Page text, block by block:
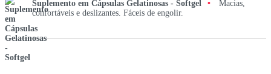
Suplemento em Cápsulas Gelatinosas - Softgel •
Macias,
confortáveis e deslizantes. Fáceis de engolir.